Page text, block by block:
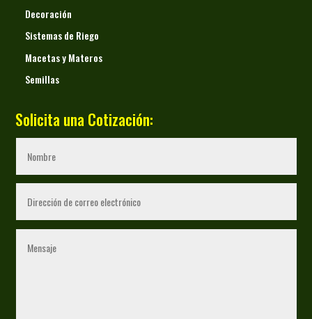
Decoración
Sistemas de Riego
Macetas y Materos
Semillas
Solicita una Cotización: